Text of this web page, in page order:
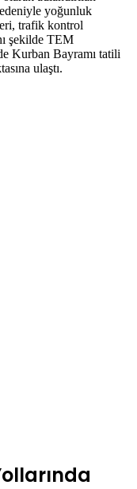
yoğunluk
trafik kontrol
şekilde TEM
Kurban Bayramı tatili
ulaştı.